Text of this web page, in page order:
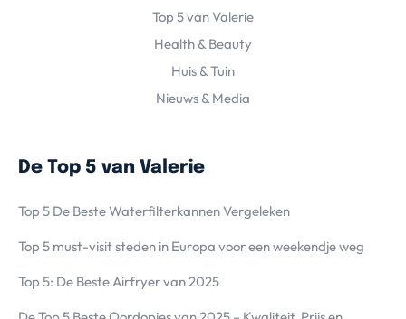
Top 5 van Valerie
Health & Beauty
Huis & Tuin
Nieuws & Media
De Top 5 van Valerie
Top 5 De Beste Waterfilterkannen Vergeleken
Top 5 must-visit steden in Europa voor een weekendje weg
Top 5: De Beste Airfryer van 2025